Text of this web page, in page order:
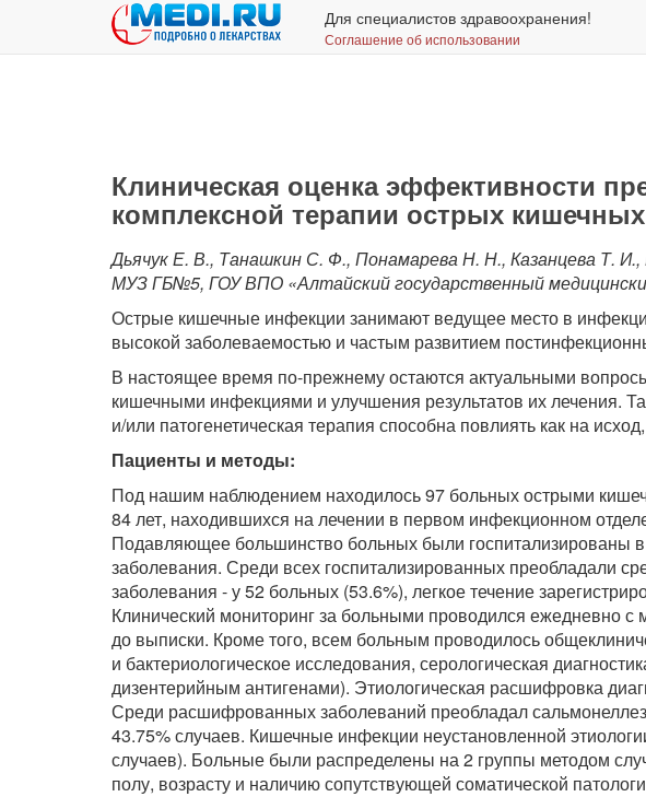
Для специалистов здравоохранения!
Соглашение об использовании
Клиническая оценка эффективности
комплексной терапии острых
Дьячук Е. В., Танашкин С. Ф., Понамарева Н. Н., Казанцева Т.
МУЗ ГБ№5, ГОУ ВПО «Алтайский государственный
Острые кишечные инфекции занимают ведущее место в
высокой заболеваемостью и частым развитием
В настоящее время по-прежнему остаются актуальными
кишечными инфекциями и улучшения результатов их лечения.
и/или патогенетическая терапия способна повлиять как на
Пациенты и методы:
Под нашим наблюдением находилось 97 больных острыми
84 лет, находившихся на лечении в первом инфекционном
Подавляющее большинство больных были госпитализированы
заболевания. Среди всех госпитализированных преобладали
заболевания - у 52 больных (53.6%), легкое течение
Клинический мониторинг за больными проводился ежедневно с
до выписки. Кроме того, всем больным проводилось
и бактериологическое исследования, серологическая
дизентерийным антигенами). Этиологическая расшифровка
Среди расшифрованных заболеваний преобладал
43.75% случаев. Кишечные инфекции неустановленной
случаев). Больные были распределены на 2 группы методом
полу, возрасту и наличию сопутствующей соматической